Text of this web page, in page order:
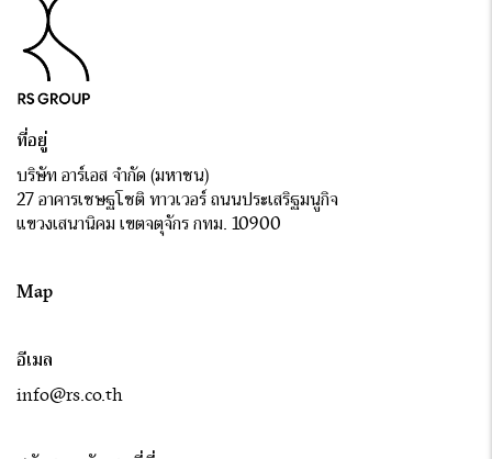
ที่อยู่
บริษัท อาร์เอส จำกัด (มหาชน)
27 อาคารเชษฐโชติ ทาวเวอร์ ถนนประเสริฐมนูกิจ
แขวงเสนานิคม เขตจตุจักร กทม. 10900
Map
อีเมล
info@rs.co.th